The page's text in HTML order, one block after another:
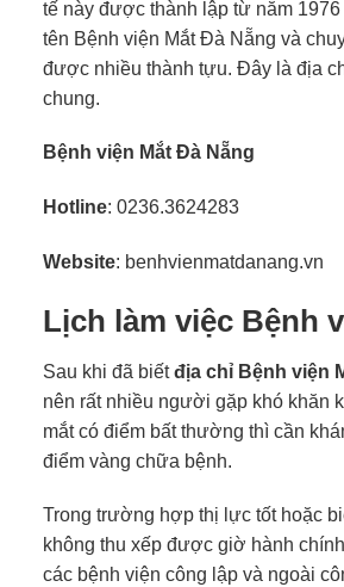
tế này được thành lập từ năm
tên Bệnh viện Mắt Đà Nẵng và
được nhiều thành tựu. Đây là địa
chung.
Bệnh viện Mắt Đà Nẵng
Hotline: 0236.3624283
Website: benhvienmatdanang.vn
Lịch làm việc Bệnh
Sau khi đã biếtđịa chỉ Bệnh viện
nên rất nhiều người gặp khó khăn
mắt có điểm bất thường thì cần
điểm vàng chữa bệnh.
Trong trường hợp thị lực tốt hoặc
không thu xếp được giờ hành
các bệnh viện công lập và ngoài